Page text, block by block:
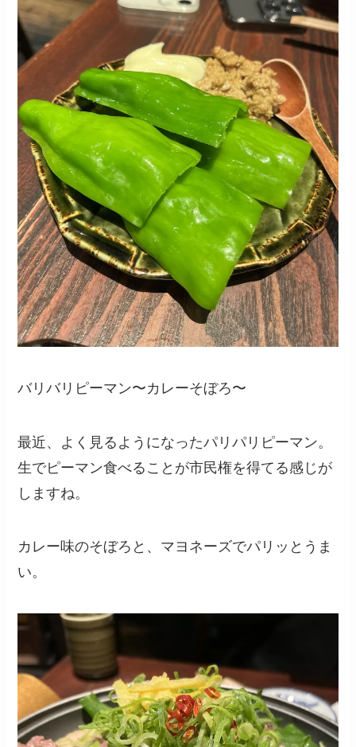
バリバリピーマン〜カレーそぼろ〜
最近、よく見るようになったパリパリピーマン。
生でピーマン食べることが市民権を得てる感じが
しますね。
カレー味のそぼろと、マヨネーズでパリッとうま
い。